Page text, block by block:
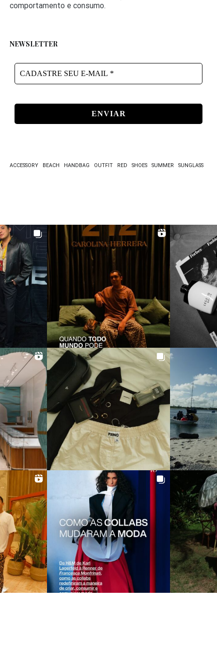
comportamento e consumo.
NEWSLETTER
CADASTRE
SEU
*
ACCESSORY BEACH HANDBAG OUTFIT RED SHOES SUMMER SUNGLASS